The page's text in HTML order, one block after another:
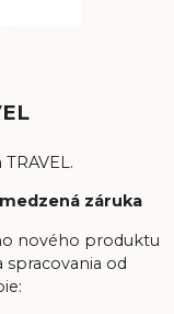
záruka
nového produktu
od